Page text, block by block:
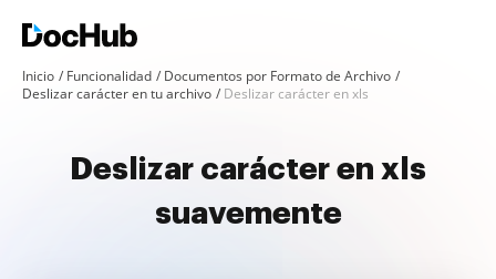
Inicio Funcionalidad
Documentos por Formato de Archivo
Deslizar carácter en tu archivo
Deslizar carácter en xls
Deslizar carácter en xls
suavemente